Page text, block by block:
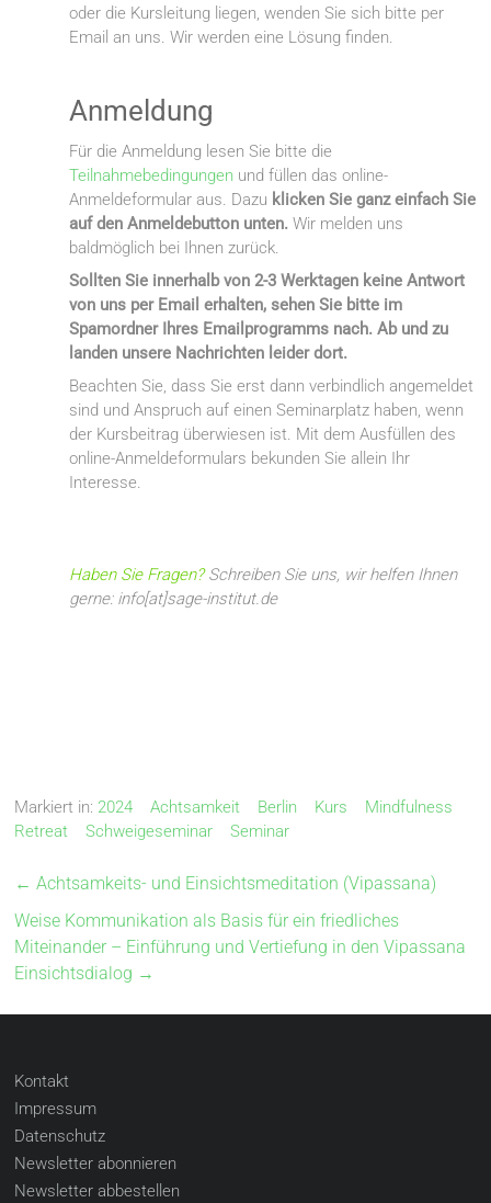
oder die Kursleitung liegen, wenden Sie sich bitte per
Email an uns. Wir werden eine Lösung finden.
Anmeldung
Für die Anmeldung lesen Sie bitte die
Teilnahmebedingungen und füllen das online-
Anmeldeformular aus. Dazu klicken Sie ganz einfach Sie
auf den Anmeldebutton unten. Wir melden uns
baldmöglich bei Ihnen zurück.
Sollten Sie innerhalb von 2-3 Werktagen keine Antwort
von uns per Email erhalten, sehen Sie bitte im
Spamordner Ihres Emailprogramms nach. Ab und zu
landen unsere Nachrichten leider dort.
Beachten Sie, dass Sie erst dann verbindlich angemeldet
sind und Anspruch auf einen Seminarplatz haben, wenn
der Kursbeitrag überwiesen ist. Mit dem Ausfüllen des
online-Anmeldeformulars bekunden Sie allein Ihr
Interesse.
Haben Sie Fragen?Schreiben Sie uns, wir helfen Ihnen
gerne: info[at]sage-institut.de
Markiert in:2024 Achtsamkeit Berlin Kurs
Mindfulness
Retreat
Schweigeseminar Seminar
← Achtsamkeits- und Einsichtsmeditation (Vipassana)
Weise Kommunikation als Basis für ein friedliches
Miteinander – Einführung und Vertiefung in den Vipassana
Einsichtsdialog →
Kontakt
Impressum
Datenschutz
Newsletter abonnieren
Newsletter abbestellen